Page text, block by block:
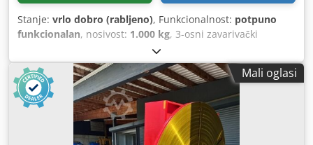
Stanje: vrlo dobro (rabljeno), Funkcionalnost: potpuno
funkcionalan, nosivost: 1.000 kg, 3-osni zavarivački
pozicioni stol s hidrauličnim podešavanjem visine, nosivost
1000 kg, daljinsko upravljanje Promjer stezne ploče 900
mm, odlično stanje Brzina, visina i nagib kontinuirano
podesivi Visina s okomitom pločom min. 635 mm Visina s
vodoravnom pločom min. 800 mm Visina s okomitom
pločom maks. 1360 mm Dwodpfx Asylihyemxja Visina s
vodoravnom pločom maks. 1500 mm
Mali oglasi